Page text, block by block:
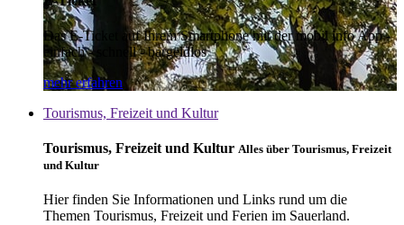
Das E-Ticket auf Ihrem Smartphone mit der mobil info App -
einfach - schnell - bargeldlos
mehr erfahren
Tourismus, Freizeit und Kultur
Tourismus, Freizeit und Kultur Alles über Tourismus, Freizeit
und Kultur
Hier finden Sie Informationen und Links rund um die
Themen Tourismus, Freizeit und Ferien im Sauerland.